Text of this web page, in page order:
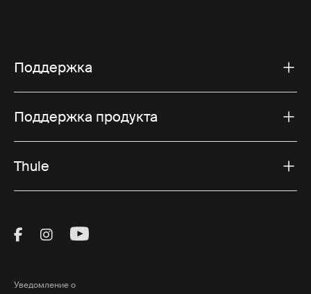
Поддержка
Поддержка продукта
Thule
Visit Thule on Facebook (external link)
Visit Thule on Instagram (external link)
Visit Thule on Youtube (external
Уведомление о